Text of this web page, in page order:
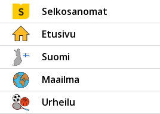
Selkosanomat
Etusivu
Suomi
Maailma
Urheilu